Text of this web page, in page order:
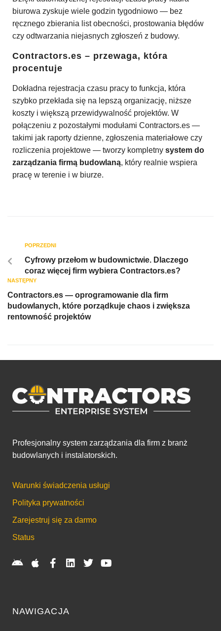
biurowa zyskuje wiele godzin tygodniowo — bez
ręcznego zbierania list obecności, prostowania błędów
czy odtwarzania niejasnych zgłoszeń z budowy.
Contractors.es – przewaga, która
procentuje
Dokładna rejestracja czasu pracy to funkcja, która
szybko przekłada się na lepszą organizację, niższe
koszty i większą przewidywalność projektów. W
połączeniu z pozostałymi modułami Contractors.es —
takimi jak raporty dzienne, zgłoszenia materiałowe czy
rozliczenia projektowe — tworzy kompletny system do
zarządzania firmą budowlaną, który realnie wspiera
pracę w terenie i w biurze.
POPRZEDNI
Cyfrowy przełom w budownictwie. Dlaczego
coraz więcej firm wybiera Contractors.es?
NASTĘPNY
Contractors.es — oprogramowanie dla firm
budowlanych, które porządkuje chaos i zwiększa
rentowność projektów
Profesjonalny system zarządzania dla firm z branż
budowlanych i instalatorskich.
Warunki świadczenia usługi
Polityka prywatności
Zarejestruj się za darmo
Status
NAWIGACJA